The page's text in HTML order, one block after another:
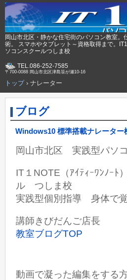
岡山市北区・静かな住宅街のパソコン教室。
術。 スマホやタブレット～資格取得まで。
ソコンスクールつしま校
TEL.086-252-7585
〒700-0088 岡山市北区津島笹が瀬10-16
トップ› ナレーター
ブログ
Windows10 標準搭載ナレーター
岡山市北区 実践型パソ
IT１NOTE（ｱｲﾃｨｰﾜﾝﾉｰﾄ
ル つしま校
実践型個別指導 身体で
講師きびだんご店長
教室ブログTOP
動画で凝った編集をする方